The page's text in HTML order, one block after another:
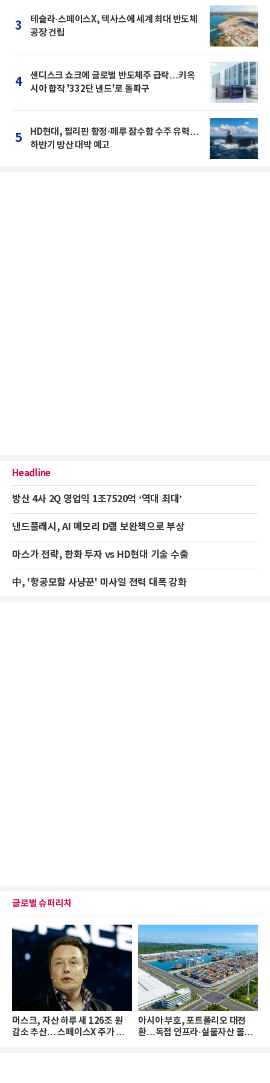
3
테슬라·스페이스X, 텍사스에 세계 최대 반도체
공장 건립
4
샌디스크 쇼크에 글로벌 반도체주 급락…키옥
시아 합작 '332단 낸드'로 돌파구
5
HD현대, 필리핀 함정·페루 잠수함 수주 유력…
하반기 방산 대박 예고
Headline
방산 4사 2Q 영업익 1조7520억 ‘역대 최대’
낸드플래시, AI 메모리 D램 보완책으로 부상
마스가 전략, 한화 투자 vs HD현대 기술 수출
中, '항공모함 사냥꾼' 미사일 전력 대폭 강화
글로벌 슈퍼리치
머스크, 자산 하루 새 126조 원
감소 추산… 스페이스X 주가 하
아시아 부호, 포트폴리오 대전
환…독점 인프라·실물자산 몰린